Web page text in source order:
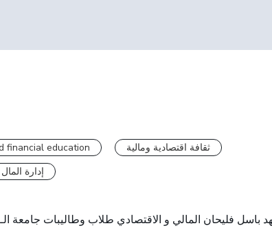
financial education
ثقافة اقتصادية ومالية
إدارة